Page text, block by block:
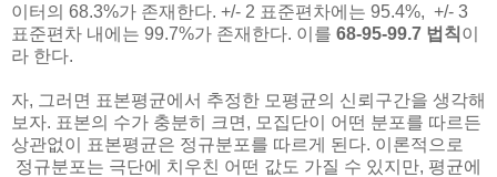
이터의 68.3%가 존재한다. +/- 2 표준편차에는 95.4%, +/- 3
표준편차 내에는 99.7%가 존재한다. 이를 68-95-99.7 법칙 이
라 한다.
자, 그러면 표본평균에서 추정한 모평균의 신뢰구간을 생각해
보자. 표본의 수가 충분히 크면, 모집단이 어떤 분포를 따르든
상관없이 표본평균은 정규분포를 따르게 된다. 이론적으로
정규분포는 극단에 치우친 어떤 값도 가질 수 있지만, 평균에